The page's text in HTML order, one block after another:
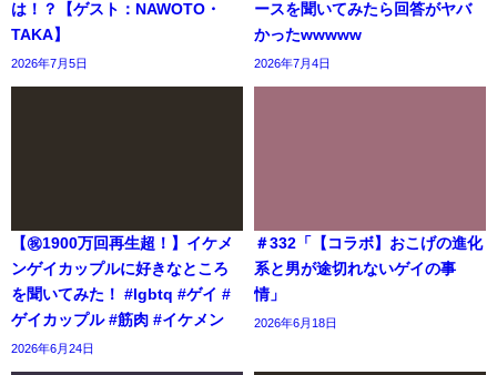
は！？【ゲスト：NAWOTO・
TAKA】
2026年7月5日
ースを聞いてみたら回答がヤバ
かったwwwww
2026年7月4日
【㊗️1900万回再生超！】イケメ
ンゲイカップルに好きなところ
を聞いてみた！ #lgbtq #ゲイ #
ゲイカップル #筋肉 #イケメン
2026年6月24日
＃332「【コラボ】おこげの進化
系と男が途切れないゲイの事
情」
2026年6月18日